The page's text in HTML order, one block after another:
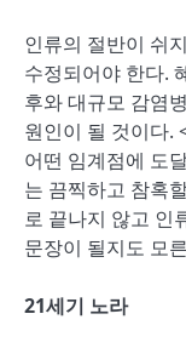
인류의 절반이 쉬
수정되어야 한다.
후와 대규모 감염
원인이 될 것이다.
어떤 임계점에 도
는 끔찍하고 참혹
로 끝나지 않고 인
문장이 될지도 모
21세기 노라